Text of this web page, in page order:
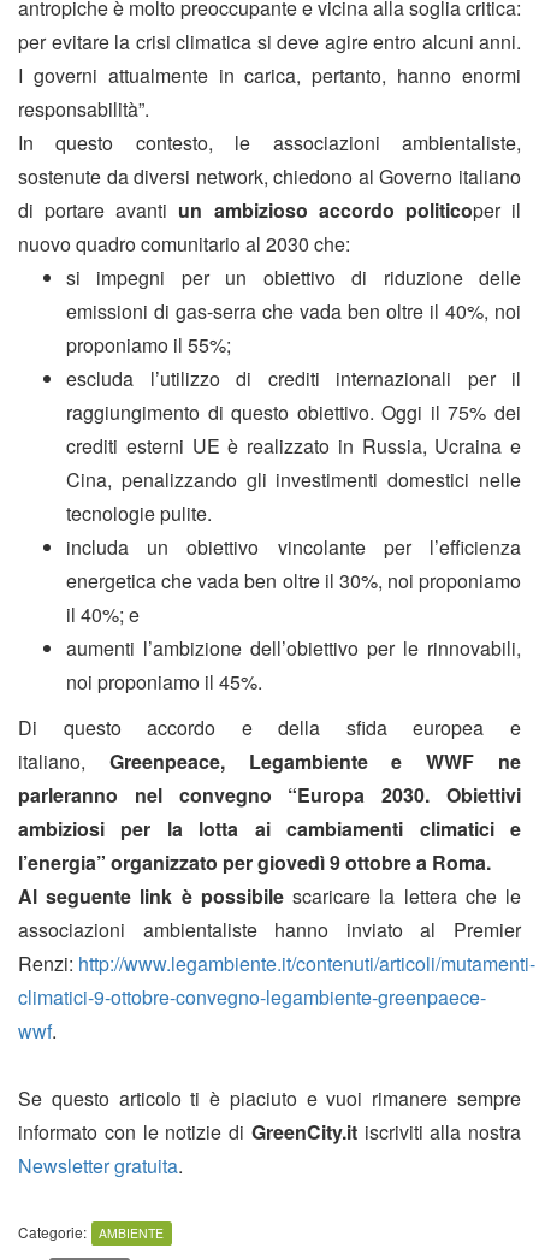
antropiche è molto preoccupante e vicina alla soglia critica:
per evitare la crisi climatica si deve agire entro alcuni anni.
I governi attualmente in carica, pertanto, hanno enormi
responsabilità”.
In questo contesto, le associazioni ambientaliste,
sostenute da diversi network, chiedono al Governo italiano
di portare avanti un ambizioso accordo politicoper il
nuovo quadro comunitario al 2030 che:
si impegni per un obiettivo di riduzione delle
emissioni di gas-serra che vada ben oltre il 40%, noi
proponiamo il 55%;
escluda l’utilizzo di crediti internazionali per il
raggiungimento di questo obiettivo. Oggi il 75% dei
crediti esterni UE è realizzato in Russia, Ucraina e
Cina, penalizzando gli investimenti domestici nelle
tecnologie pulite.
includa un obiettivo vincolante per l’efficienza
energetica che vada ben oltre il 30%, noi proponiamo
il 40%; e
aumenti l’ambizione dell’obiettivo per le rinnovabili,
noi proponiamo il 45%.
Di questo accordo e della sfida europea e
italiano, Greenpeace, Legambiente e WWF ne
parleranno nel convegno “Europa 2030. Obiettivi
ambiziosi per la lotta ai cambiamenti climatici e
l’energia” organizzato per giovedì 9 ottobre a Roma.
Al seguente link è possibilescaricare la lettera che le
associazioni ambientaliste hanno inviato al Premier
Renzi: http://www.legambiente.it/contenuti/articoli/mutamenti-
climatici-9-ottobre-convegno-legambiente-greenpaece-
wwf.
Se questo articolo ti è piaciuto e vuoi rimanere sempre
informato con le notizie di GreenCity.itiscriviti alla nostra
Newsletter gratuita.
Categorie: AMBIENTE